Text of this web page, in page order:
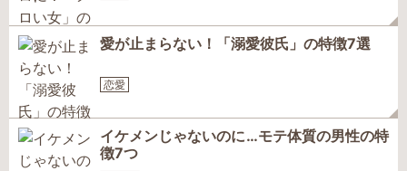
愛が止まらない！「溺愛彼氏」の特徴7選
恋愛
イケメンじゃないのに…モテ体質の男性の特
徴7つ